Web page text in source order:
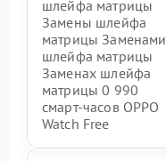
шлейфа матрицы
Замены шлейфа
матрицы Заменами
шлейфа матрицы
Заменах шлейфа
матрицы 0 990
смарт-часов OPPO
Watch Free